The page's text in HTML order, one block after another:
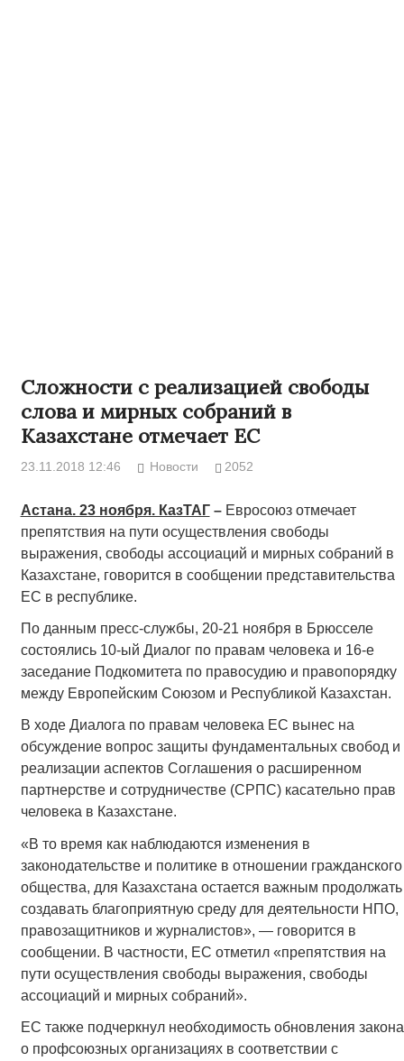
Сложности с реализацией свободы
слова и мирных собраний в
Казахстане отмечает ЕС
23.11.2018 12:46 Новости 2052
Астана. 23 ноября. КазТАГ– Евросоюз отмечает
препятствия на пути осуществления свободы
выражения, свободы ассоциаций и мирных собраний в
Казахстане, говорится в сообщении представительства
ЕС в республике.
По данным пресс-службы, 20-21 ноября в Брюсселе
состоялись 10-ый Диалог по правам человека и 16-е
заседание Подкомитета по правосудию и правопорядку
между Европейским Союзом и Республикой Казахстан.
В ходе Диалога по правам человека ЕС вынес на
обсуждение вопрос защиты фундаментальных свобод и
реализации аспектов Соглашения о расширенном
партнерстве и сотрудничестве (СРПС) касательно прав
человека в Казахстане.
«В то время как наблюдаются изменения в
законодательстве и политике в отношении гражданского
общества, для Казахстана остается важным продолжать
создавать благоприятную среду для деятельности НПО,
правозащитников и журналистов», — говорится в
сообщении. В частности, ЕС отметил «препятствия на
пути осуществления свободы выражения, свободы
ассоциаций и мирных собраний».
ЕС также подчеркнул необходимость обновления закона
о профсоюзных организациях в соответствии с